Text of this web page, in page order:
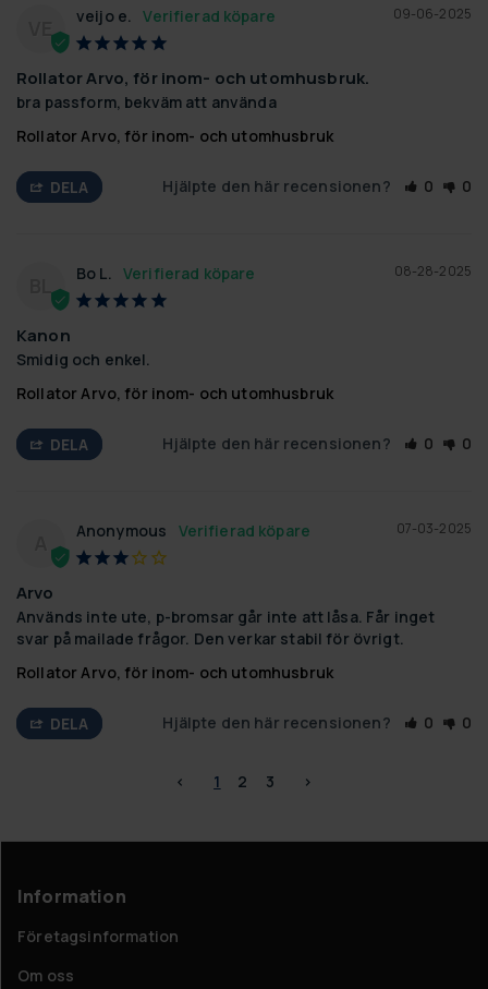
VE
09-06-2025
veijo e.
Rollator Arvo, för inom- och utomhusbruk.
bra passform, bekväm att använda
Rollator Arvo, för inom- och utomhusbruk
DELA Hjälpte den här recensionen? 0 0
BL
08-28-2025
Bo L.
Kanon
Smidig och enkel.
Rollator Arvo, för inom- och utomhusbruk
DELA Hjälpte den här recensionen? 0 0
07-03-2025
Anonymous
Arvo
Används inte ute, p-bromsar går inte att låsa. Får inget
svar på mailade frågor. Den verkar stabil för övrigt.
Rollator Arvo, för inom- och utomhusbruk
DELA Hjälpte den här recensionen? 0 0
< 1 2 3 >
Information
Företagsinformation
Om oss